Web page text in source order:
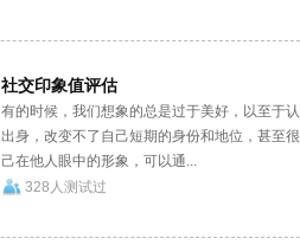
社交印象值评估
有的时候，我们想象的总是过于美好，以至于
出身，改变不了自己短期的身份和地位，甚至
己在他人眼中的形象，可以通...
328人测试过